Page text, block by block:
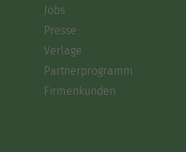
Jobs
Presse
Verlage
Partnerprogramm
Firmenkunden